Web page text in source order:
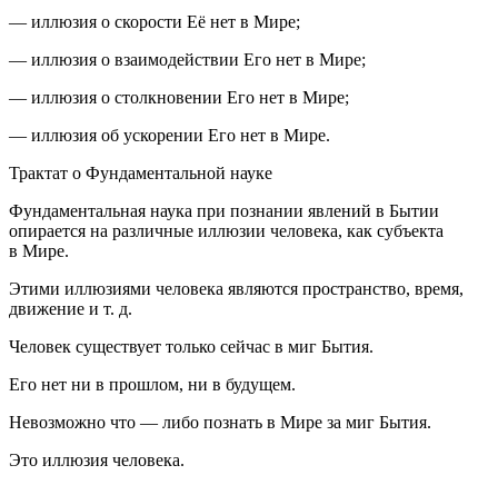
— иллюзия о скорости Её нет в Мире;
— иллюзия о взаимодействии Его нет в Мире;
— иллюзия о столкновении Его нет в Мире;
— иллюзия об ускорении Его нет в Мире.
Трактат о Фундаментальной науке
Фундаментальная наука при познании явлений в Бытии
опирается на различные иллюзии человека, как субъекта
в Мире.
Этими иллюзиями человека являются пространство, время,
движение и т. д.
Человек существует только сейчас в миг Бытия.
Его нет ни в прошлом, ни в будущем.
Невозможно что — либо познать в Мире за миг Бытия.
Это иллюзия человека.